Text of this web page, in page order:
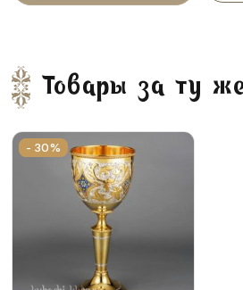
Товары за ту
- 30%